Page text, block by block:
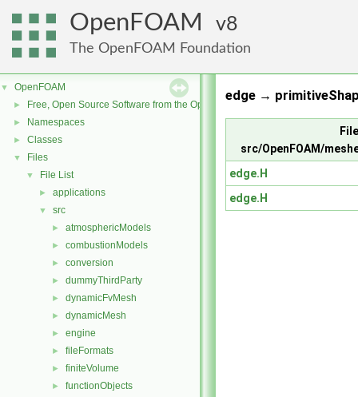
OpenFOAM 8
The OpenFOAM Foundation
▼ OpenFOAM
► Free, Open Source Software from the OpenFOAM Foundation
► Namespaces
► Classes
▼ Files
▼ File List
► applications
▼ src
► atmosphericModels
► combustionModels
► conversion
► dummyThirdParty
► dynamicFvMesh
► dynamicMesh
► engine
► fileFormats
► finiteVolume
► functionObjects
edge →
src/OpenFOAM/
edge.H
edge.H